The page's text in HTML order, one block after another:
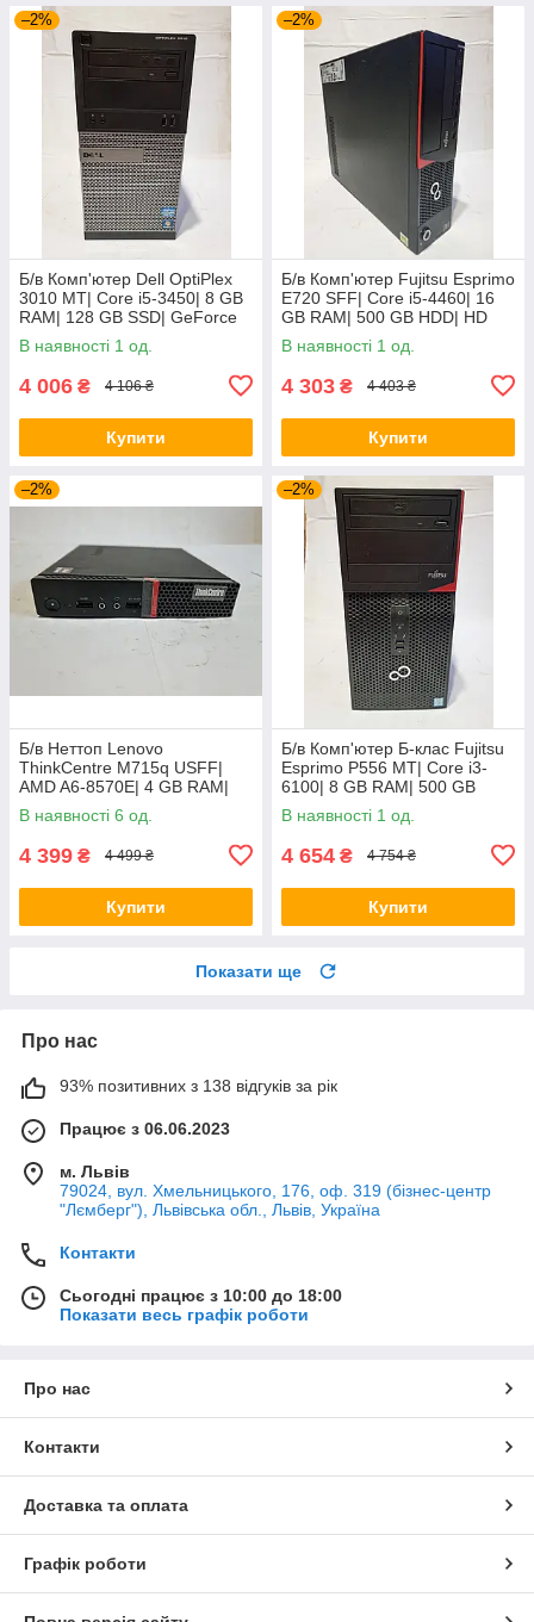
–2%
Б/в Комп'ютер Dell OptiPlex
3010 MT| Core i5-3450| 8 GB
RAM| 128 GB SSD| GeForce
8400 GS 512MB
В наявності 1 од.
4 006 ₴ 4 106 ₴
Купити
–2%
Б/в Комп'ютер Fujitsu Esprimo
E720 SFF| Core i5-4460| 16
GB RAM| 500 GB HDD| HD
4600
В наявності 1 од.
4 303 ₴ 4 403 ₴
Купити
–2%
Б/в Неттоп Lenovo
ThinkCentre M715q USFF|
AMD A6-8570E| 4 GB RAM|
128 GB SSD| Radeon R5
В наявності 6 од.
4 399 ₴ 4 499 ₴
Купити
–2%
Б/в Комп'ютер Б-клас Fujitsu
Esprimo P556 MT| Core i3-
6100| 8 GB RAM| 500 GB
HDD| HD 530
В наявності 1 од.
4 654 ₴ 4 754 ₴
Купити
Показати ще
Про нас
93% позитивних з 138 відгуків за рік
Працює з 06.06.2023
м. Львів
79024, вул. Хмельницького, 176, оф. 319 (бізнес-центр
"Лємберг"), Львівська обл., Львів, Україна
Контакти
Сьогодні працює з 10:00 до 18:00
Показати весь графік роботи
Про нас
Контакти
Доставка та оплата
Графік роботи